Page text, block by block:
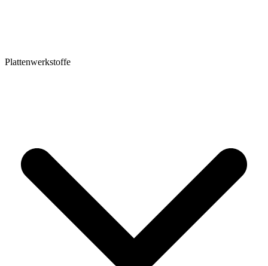
Plattenwerkstoffe